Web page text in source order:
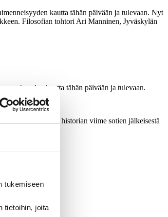
tukemiseen
tietoihin, joita
kautta tähän päivään ja tulevaan. Nyt
Filosofian tohtori Ari Manninen, Jyväskylän
kautta tähän päivään ja tulevaan.
kirjoitti historian viime sotien jälkeisestä